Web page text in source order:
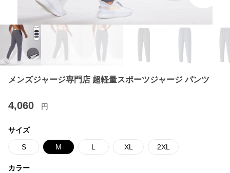
メンズジャージ専門店 超軽量スポーツジャージ パンツ
4,060 円
サイズ
S M L XL 2XL
カラー